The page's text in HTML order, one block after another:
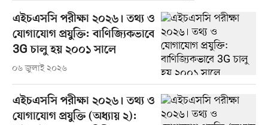
এইচএসসি পরীক্ষা ২০২৬। তথ্য ও
যোগাযোগ প্রযুক্তি: বাণিজ্যিকভাবে
3G চালু হয় ২০০১ সালে
০৬ জুলাই ২০২৬
এইচএসসি পরীক্ষা ২০২৬। তথ্য ও
যোগাযোগ প্রযুক্তি (অধ্যায় ২):